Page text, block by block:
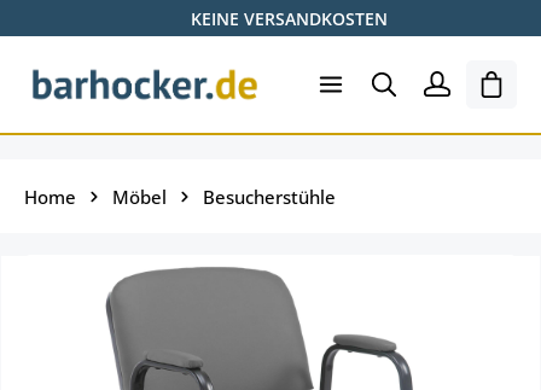
Zum Hauptinhalt springenKEINE VERSANDKOSTEN
Home Möbel Besucherstühle